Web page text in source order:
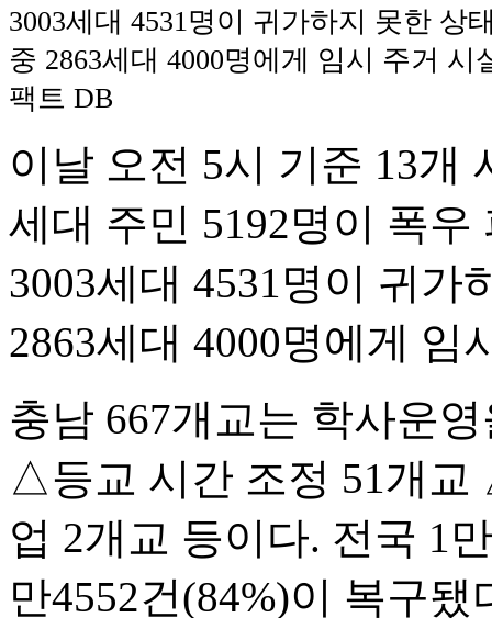
3003세대 4531명이 귀가하지 못한 상
중 2863세대 4000명에게 임시 주거 시
팩트 DB
이날 오전 5시 기준 13개
세대 주민 5192명이 폭
3003세대 4531명이 귀가
2863세대 4000명에게 임
충남 667개교는 학사운
△등교 시간 조정 51개
업 2개교 등이다. 전국 1
만4552건(84%)이 복구됐